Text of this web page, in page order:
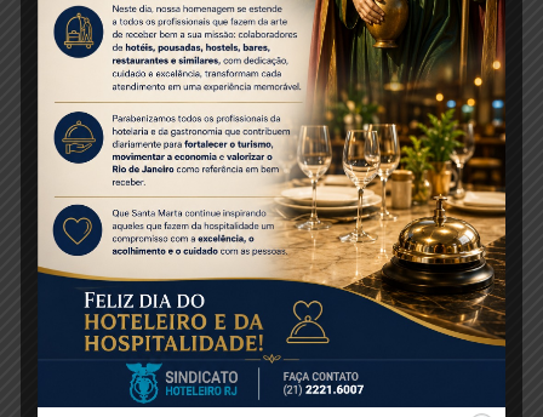
21 a 24/01: Mergulhos dos surfistas no Grande
Tanque Oceânico, a partir das 10h30
21/01: Visita da ONG Surf Social
25 e 26/01: Desafio AquaSurf, das 10h às 17h,
mediante inscrições prévias
SERVIÇO
Praça Muhammad Ali, Gamboa (em frente aos
Armazéns 7 e 8 do Porto do Rio)
Horário de funcionamento: diariamente, das